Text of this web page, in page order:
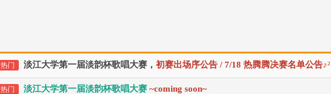
热门 淡江大学第一届淡韵杯歌唱大赛， 初赛出场序公告 / 7/18 热腾腾决赛名单公告♪²
热门 淡江大学第一届淡韵杯歌唱大赛 ~coming soon~